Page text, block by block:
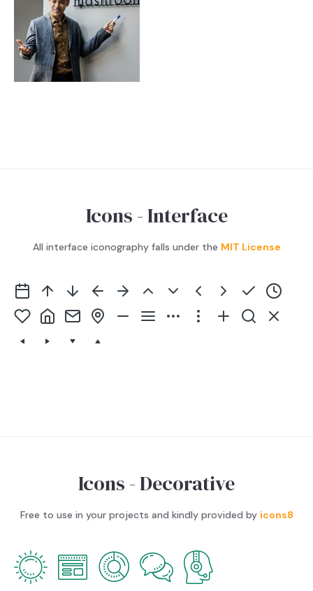
Icons - Interface
All interface iconography falls under the MIT License
Icons - Decorative
Free to use in your projects and kindly provided by icons8